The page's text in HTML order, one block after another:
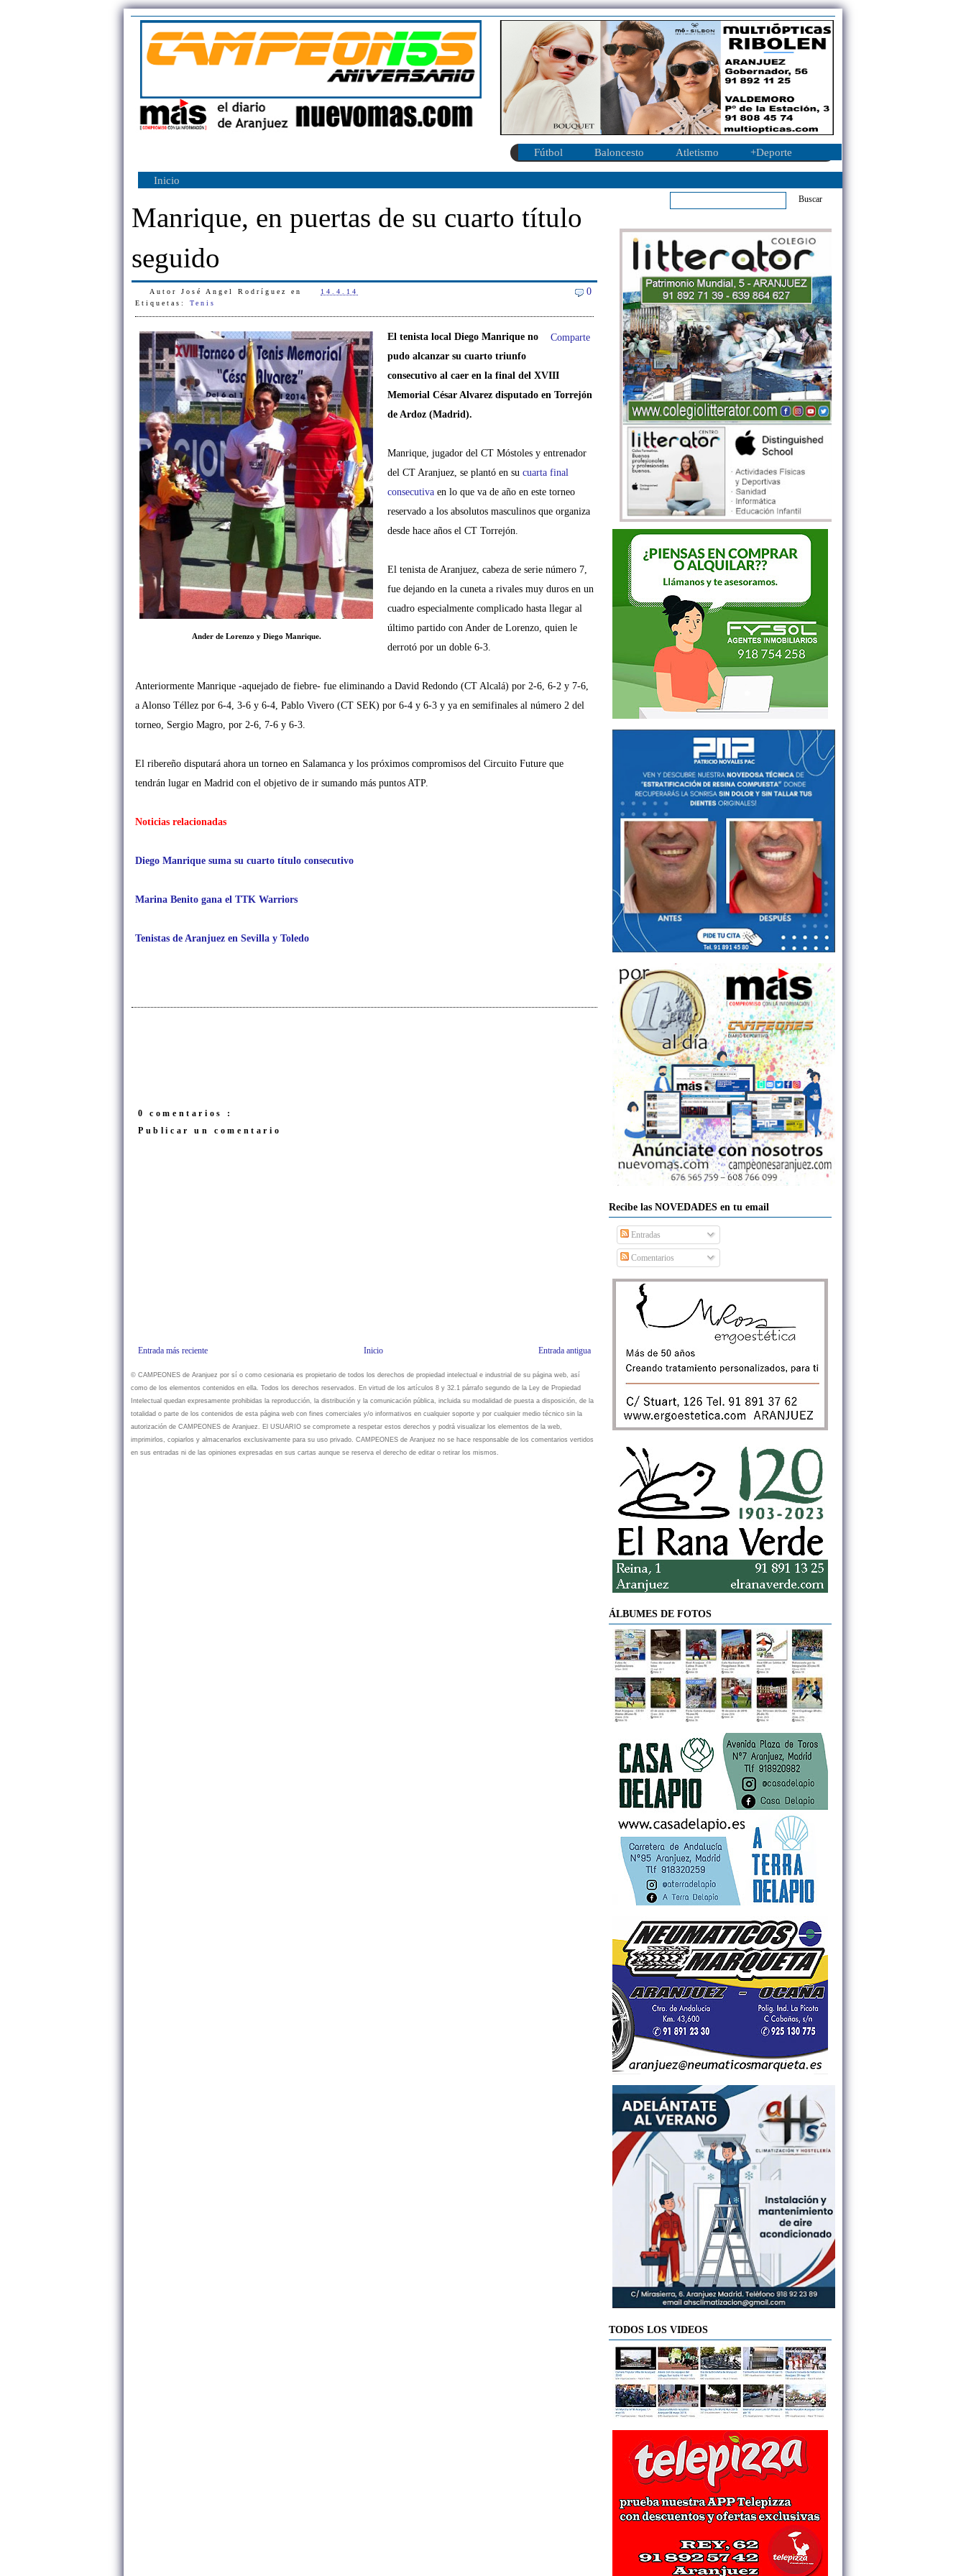
Fútbol Baloncesto Atletismo +Deporte
Inicio
Manrique, en puertas de su cuarto título
seguido
Autor José Angel Rodríguez en 14.4.14 0
Etiquetas: Tenis
Comparte
Ander de Lorenzo y Diego Manrique.
El tenista local Diego Manrique no
pudo alcanzar su cuarto triunfo
consecutivo al caer en la final del XVIII
Memorial César Alvarez disputado en Torrejón
de Ardoz (Madrid).
Manrique, jugador del CT Móstoles y entrenador
del CT Aranjuez, se plantó en su cuarta final
consecutivaen lo que va de año en este torneo
reservado a los absolutos masculinos que organiza
desde hace años el CT Torrejón.
El tenista de Aranjuez, cabeza de serie número 7,
fue dejando en la cuneta a rivales muy duros en un
cuadro especialmente complicado hasta llegar al
último partido con Ander de Lorenzo, quien le
derrotó por un doble 6-3.
Anteriormente Manrique -aquejado de fiebre- fue eliminando a David Redondo (CT Alcalá) por 2-6, 6-2 y 7-6,
a Alonso Téllez por 6-4, 3-6 y 6-4, Pablo Vivero (CT SEK) por 6-4 y 6-3 y ya en semifinales al número 2 del
torneo, Sergio Magro, por 2-6, 7-6 y 6-3.
El ribereño disputará ahora un torneo en Salamanca y los próximos compromisos del Circuito Future que
tendrán lugar en Madrid con el objetivo de ir sumando más puntos ATP.
Noticias relacionadas
Diego Manrique suma su cuarto título consecutivo
Marina Benito gana el TTK Warriors
Tenistas de Aranjuez en Sevilla y Toledo
0 comentarios :
Publicar un comentario
Entrada más reciente Entrada antigua
Inicio
© CAMPEONES de Aranjuez por sí o como cesionaria es propietario de todos los derechos de propiedad intelectual e industrial de su página web, así
como de los elementos contenidos en ella. Todos los derechos reservados. En virtud de los artículos 8 y 32.1 párrafo segundo de la Ley de Propiedad
Intelectual quedan expresamente prohibidas la reproducción, la distribución y la comunicación pública, incluida su modalidad de puesta a disposición, de la
totalidad o parte de los contenidos de esta página web con fines comerciales y/o informativos en cualquier soporte y por cualquier medio técnico sin la
autorización de CAMPEONES de Aranjuez. El USUARIO se compromete a respetar estos derechos y podrá visualizar los elementos de la web,
imprimirlos, copiarlos y almacenarlos exclusivamente para su uso privado. CAMPEONES de Aranjuez no se hace responsable de los comentarios vertidos
en sus entradas ni de las opiniones expresadas en sus cartas aunque se reserva el derecho de editar o retirar los mismos.
Recibe las NOVEDADES en tu email
Entradas
Comentarios
ÁLBUMES DE FOTOS
TODOS LOS VIDEOS